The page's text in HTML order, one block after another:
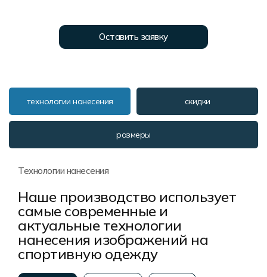
Оставить заявку
технологии нанесения скидки
размеры
Технологии нанесения
Наше производство использует
самые современные и
актуальные технологии
нанесения изображений на
спортивную одежду
Распродажа
Реквизиты
Пользовательское соглашение